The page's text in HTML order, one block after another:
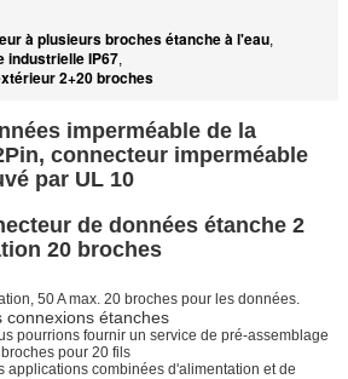
à plusieurs broches étanche à l'eau,
industrielle IP67,
2+20 broches
imperméable de la
connecteur imperméable
par UL 10
de données étanche 2
20 broches
50 A max. 20 broches pour les données.
connexions étanches
pourrions fournir un service de pré-assemblage
pour 20 fils
applications combinées d'alimentation et de